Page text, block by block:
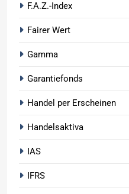
F.A.Z.-Index
Fairer Wert
Gamma
Garantiefonds
Handel per Erscheinen
Handelsaktiva
IAS
IFRS